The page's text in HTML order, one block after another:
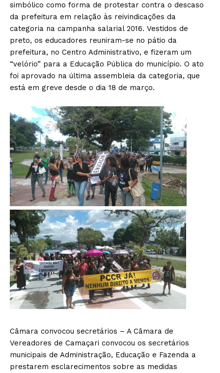
simbólico como forma de protestar contra o descaso
da prefeitura em relação às reivindicações da
categoria na campanha salarial 2016. Vestidos de
preto, os educadores reuniram-se no pátio da
prefeitura, no Centro Administrativo, e fizeram um
“velório” para a Educação Pública do município. O ato
foi aprovado na última assembleia da categoria, que
está em greve desde o dia 18 de março.
Câmara convocou secretários – A Câmara de
Vereadores de Camaçari convocou os secretários
municipais de Administração, Educação e Fazenda a
prestarem esclarecimentos sobre as medidas